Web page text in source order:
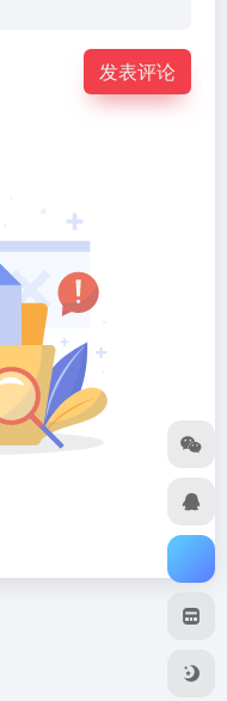
发表评论